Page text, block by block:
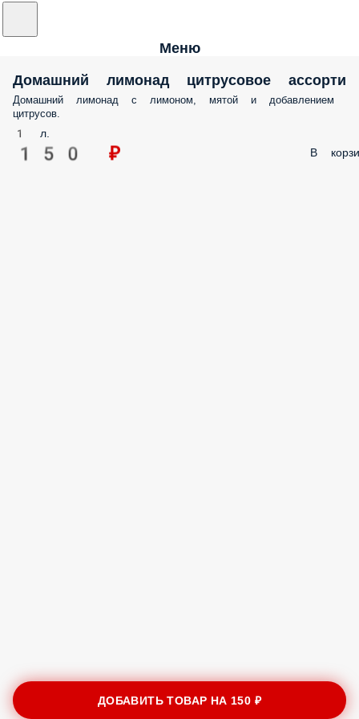
Меню
Домашний лимонад цитрусовое ассорти
Домашний лимонад с лимоном, мятой и добавлением
цитрусов.
1 л.
150 ₽ В
ДОБАВИТЬ ТОВАР НА 150 ₽